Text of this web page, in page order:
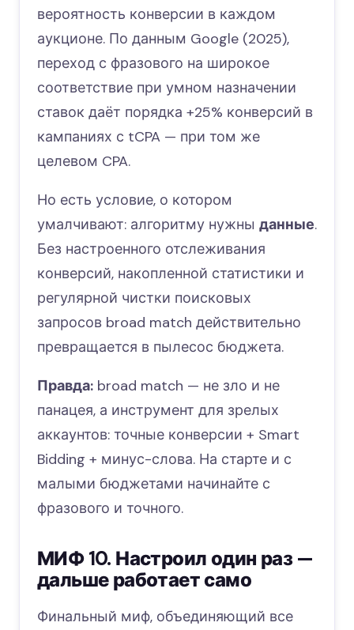
вероятность конверсии в каждом
аукционе. По данным Google (2025),
переход с фразового на широкое
соответствие при умном назначении
ставок даёт порядка +25% конверсий в
кампаниях с tCPA — при том же
целевом CPA.
Но есть условие, о котором
умалчивают: алгоритму нужны данные.
Без настроенного отслеживания
конверсий, накопленной статистики и
регулярной чистки поисковых
запросов broad match действительно
превращается в пылесос бюджета.
Правда: broad match — не зло и не
панацея, а инструмент для зрелых
аккаунтов: точные конверсии + Smart
Bidding + минус-слова. На старте и с
малыми бюджетами начинайте с
фразового и точного.
МИФ 10. Настроил один раз —
дальше работает само
Финальный миф, объединяющий все